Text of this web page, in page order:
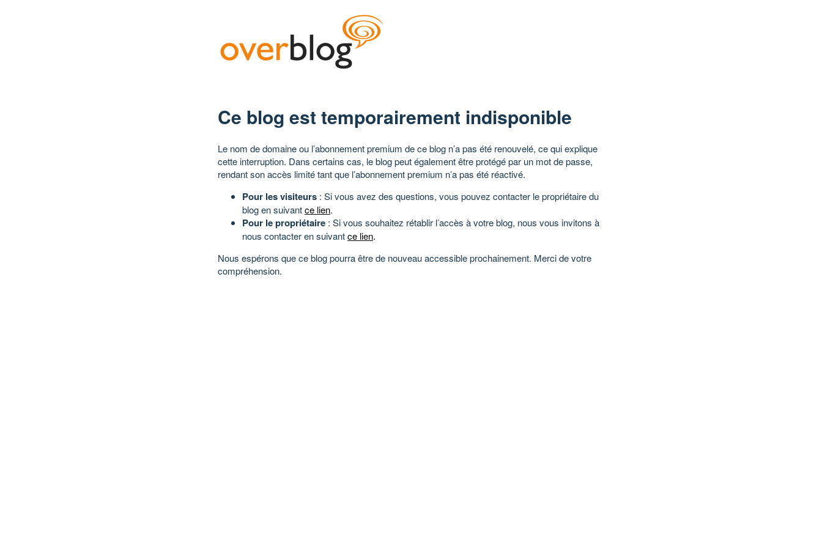
Ce blog est temporairement indisponible
Le nom de domaine ou l’abonnement premium de ce blog n’a pas été renouvelé, ce qui explique
cette interruption. Dans certains cas, le blog peut également être protégé par un mot de passe,
rendant son accès limité tant que l’abonnement premium n’a pas été réactivé.
Pour les visiteurs : Si vous avez des questions, vous pouvez contacter le propriétaire du
blog en suivantce lien.
Pour le propriétaire : Si vous souhaitez rétablir l’accès à votre blog, nous vous invitons à
nous contacter en suivantce lien.
Nous espérons que ce blog pourra être de nouveau accessible prochainement. Merci de votre
compréhension.